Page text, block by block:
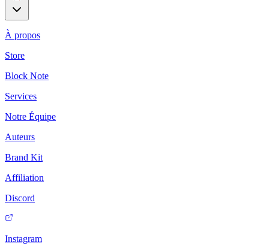
À propos
Store
Block Note
Services
Notre Équipe
Auteurs
Brand Kit
Affiliation
Discord
Instagram